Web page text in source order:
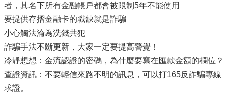
者，其名下所有金融帳戶都會被限制5年不能使用
要提供存摺金融卡的職缺就是詐騙
小心觸法淪為洗錢共犯
詐騙手法不斷更新，大家一定要提⾼警覺！
冷靜想想：金流認證的密碼，為什麼要寫在匯款金額的欄位？
查證資訊：不要輕信來路不明的訊息，可以打165反詐騙專線
求證。